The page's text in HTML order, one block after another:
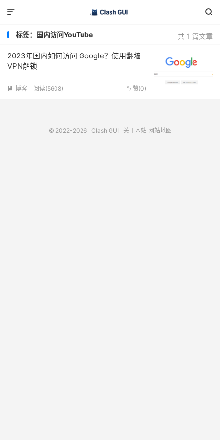


共 1 篇文章
标签：国内访问YouTube
2023年国内如何访问 Google？使用翻墙
VPN解锁
 赞(0)
 博客 阅读(5608)
© 2022-2026 Clash GUI 关于本站 网站地图